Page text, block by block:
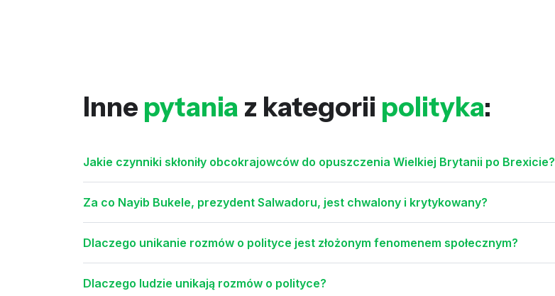
Inne pytania z kategorii polityka:
Jakie czynniki skłoniły obcokrajowców do opuszczenia Wielkiej Brytanii po Brexicie?
Za co Nayib Bukele, prezydent Salwadoru, jest chwalony i krytykowany?
Dlaczego unikanie rozmów o polityce jest złożonym fenomenem społecznym?
Dlaczego ludzie unikają rozmów o polityce?